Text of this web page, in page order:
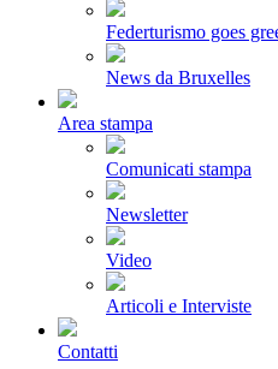
Federturismo goes
News da Bruxelles
Area stampa
Comunicati stampa
Newsletter
Video
Articoli e Interviste
Contatti